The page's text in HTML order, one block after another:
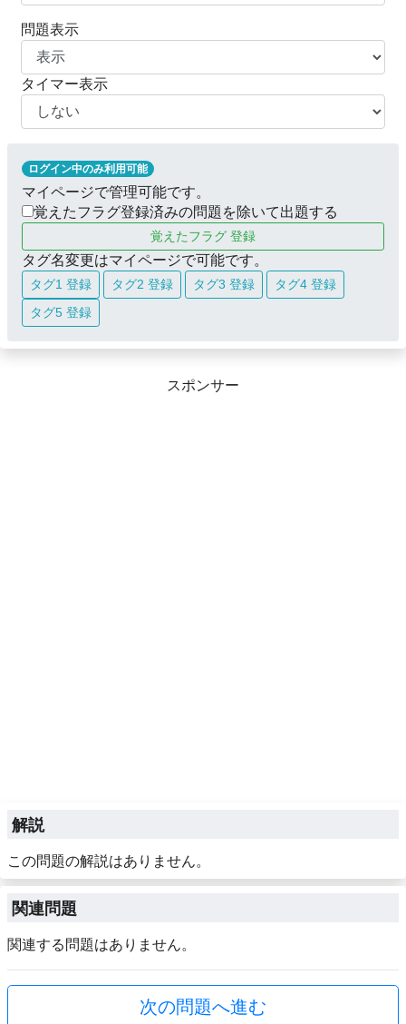
問題表示
タイマー表示
ログイン中のみ利用可能
マイページで管理可能です。
覚えたフラグ登録済みの問題を除いて出題する
覚えたフラグ 登録
タグ名変更はマイページで可能です。
タグ1 登録 タグ2 登録 タグ3 登録
タグ4 登録
タグ5 登録
スポンサー
解説
この問題の解説はありません。
関連問題
関連する問題はありません。
次の問題へ進む